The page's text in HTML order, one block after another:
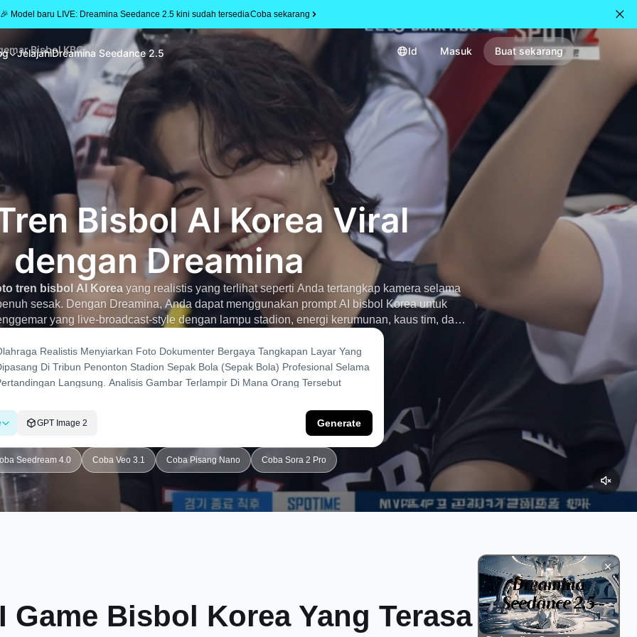
🎉 Model baru LIVE: Dreamina Seedance 2.5 kini sudah tersediaCoba sekarang
JelajahiDreamina Seedance 2.5 Id Masuk Buat sekarang
Bisbol KBO Viral
Bisbol AI Korea Viral
dengan Dreamina
tren bisbol AI Korea yang realistis yang terlihat seperti Anda tertangkap kamera selama
sesak. Dengan Dreamina, Anda dapat menggunakan prompt AI bisbol Korea untuk
yang live-broadcast-style dengan lampu stadion, energi kerumunan, kaus tim, dan
GPT Image 2 Generate
Seedream 4.0 Coba Veo 3.1 Coba Pisang Nano Coba Sora 2 Pro
Game Bisbol Korea Yang Terasa Nyata